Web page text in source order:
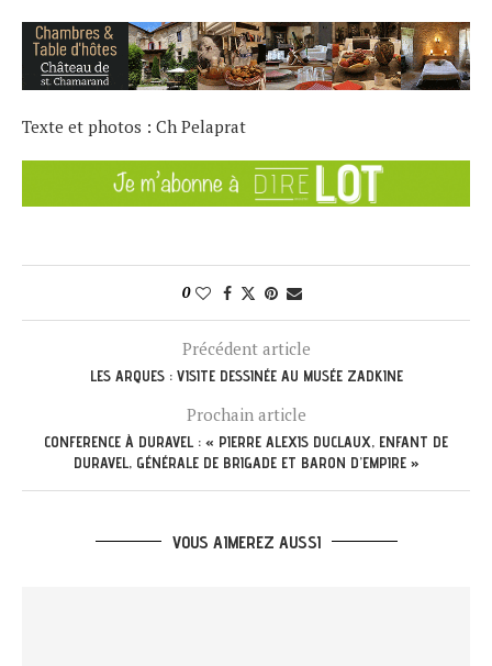
Texte et photos : Ch Pelaprat
0
Précédent article
LES ARQUES : VISITE DESSINÉE AU MUSÉE ZADKINE
Prochain article
CONFERENCE À DURAVEL : « PIERRE ALEXIS DUCLAUX, ENFANT DE
DURAVEL, GÉNÉRALE DE BRIGADE ET BARON D’EMPIRE »
VOUS AIMEREZ AUSSI